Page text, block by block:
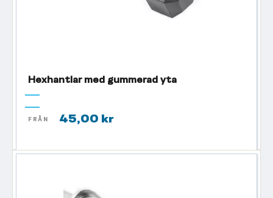
Hexhantlar med gummerad yta
FRÅN 45,00 kr